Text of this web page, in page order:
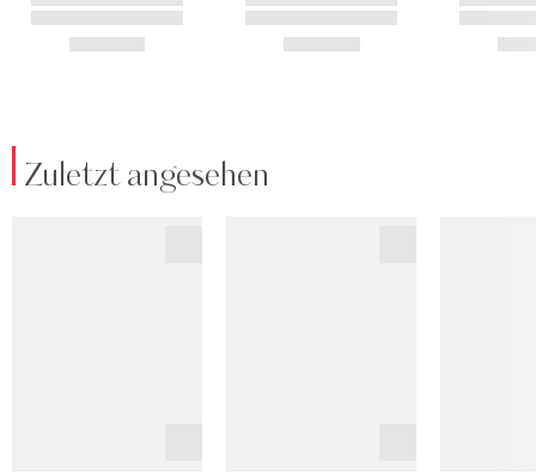
Zuletzt angesehen